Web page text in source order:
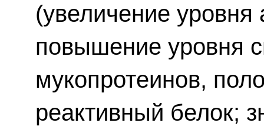
(увеличение уровня
повышение уровня
мукопротеинов,
реактивный белок;